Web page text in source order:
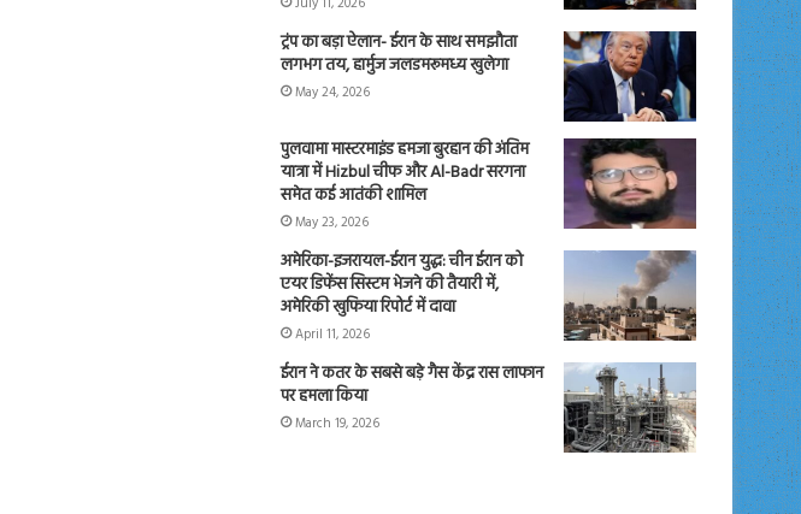
ट्रंप का बड़ा ऐलान- ईरान के साथ समझौता
लगभग तय, हार्मुज जलडमरूमध्य खुलेगा
May 24, 2026
पुलवामा मास्टरमाइंड हमजा बुरहान की अंतिम
यात्रा में Hizbul चीफ और Al-Badr सरगना
समेत कई आतंकी शामिल
May 23, 2026
अमेरिका-इजरायल-ईरान युद्ध: चीन ईरान को
एयर डिफेंस सिस्टम भेजने की तैयारी में,
अमेरिकी खुफिया रिपोर्ट में दावा
April 11, 2026
ईरान ने कतर के सबसे बड़े गैस केंद्र रास लाफान
पर हमला किया
March 19, 2026